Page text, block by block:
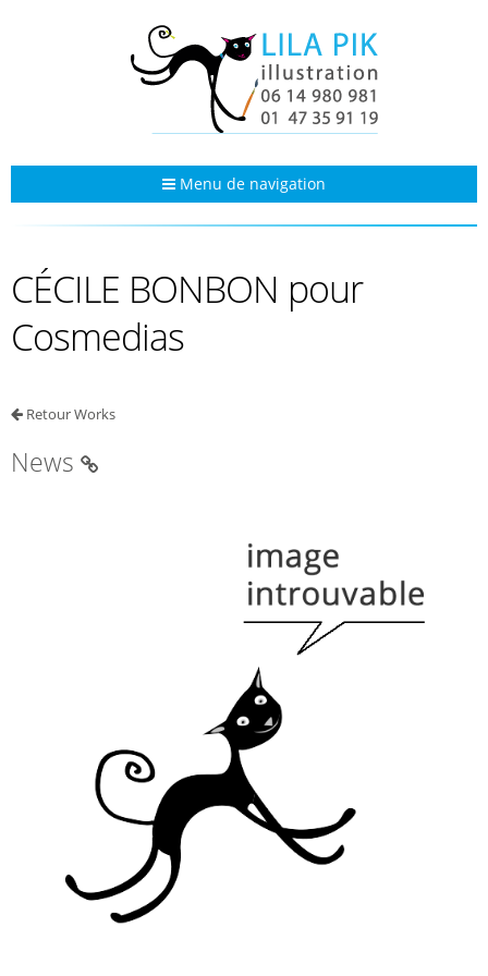
Menu de navigation
CÉCILE BONBON pour
Cosmedias
Retour Works
News